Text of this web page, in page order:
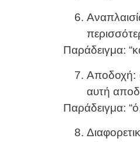
Παράδειγμα:
Αποδοχή:
αυτή
Παράδειγμα: